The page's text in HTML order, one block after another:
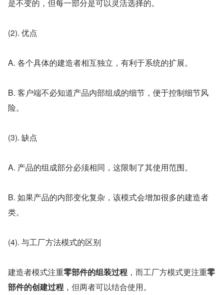
是不变的，但每一部分是可以灵活选择的。
(2). 优点
A. 各个具体的建造者相互独立，有利于系统的扩展。
B. 客户端不必知道产品内部组成的细节，便于控制细节风
险。
(3). 缺点
A. 产品的组成部分必须相同，这限制了其使用范围。
B. 如果产品的内部变化复杂，该模式会增加很多的建造者
类。
(4). 与工厂方法模式的区别
建造者模式注重零部件的组装过程 ，而工厂方模式更注重零
部件的创建过程 ，但两者可以结合使用。